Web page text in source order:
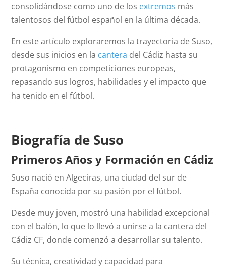
consolidándose como uno de los extremos más
talentosos del fútbol español en la última década.
En este artículo exploraremos la trayectoria de Suso,
desde sus inicios en la cantera del Cádiz hasta su
protagonismo en competiciones europeas,
repasando sus logros, habilidades y el impacto que
ha tenido en el fútbol.
Biografía de Suso
Primeros Años y Formación en Cádiz
Suso nació en Algeciras, una ciudad del sur de
España conocida por su pasión por el fútbol.
Desde muy joven, mostró una habilidad excepcional
con el balón, lo que lo llevó a unirse a la cantera del
Cádiz CF, donde comenzó a desarrollar su talento.
Su técnica, creatividad y capacidad para